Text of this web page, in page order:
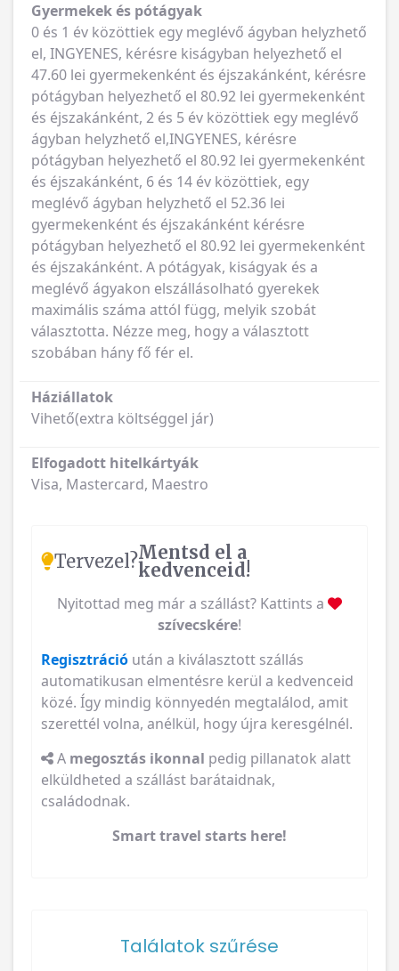
Gyermekek és pótágyak
0 és 1 év közöttiek egy meglévő ágyban helyzhető
el, INGYENES, kérésre kiságyban helyezhető el
47.60 lei gyermekenként és éjszakánként, kérésre
pótágyban helyezhető el 80.92 lei gyermekenként
és éjszakánként, 2 és 5 év közöttiek egy meglévő
ágyban helyzhető el,INGYENES, kérésre
pótágyban helyezhető el 80.92 lei gyermekenként
és éjszakánként, 6 és 14 év közöttiek, egy
meglévő ágyban helyzhető el 52.36 lei
gyermekenként és éjszakánként kérésre
pótágyban helyezhető el 80.92 lei gyermekenként
és éjszakánként. A pótágyak, kiságyak és a
meglévő ágyakon elszállásolható gyerekek
maximális száma attól függ, melyik szobát
választotta. Nézze meg, hogy a választott
szobában hány fő fér el.
Háziállatok
Vihető(extra költséggel jár)
Elfogadott hitelkártyák
Visa, Mastercard, Maestro
Tervezel?Mentsd el a
kedvenceid!
Nyitottad meg már a szállást? Kattints a
szívecskére!
Regisztráció után a kiválasztott szállás
automatikusan elmentésre kerül a kedvenceid
közé. Így mindig könnyedén megtalálod, amit
szerettél volna, anélkül, hogy újra keresgélnél.
A megosztás ikonnal pedig pillanatok alatt
elküldheted a szállást barátaidnak,
családodnak.
Smart travel starts here!
Találatok szűrése